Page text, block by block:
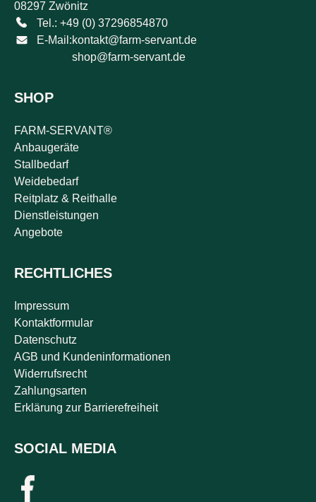
08297 Zwönitz
Tel.: +49 (0) 37296854870
E-Mail:kontakt@farm-servant.de
shop@farm-servant.de
SHOP
FARM-SERVANT®
Anbaugeräte
Stallbedarf
Weidebedarf
Reitplatz & Reithalle
Dienstleistungen
Angebote
RECHTLICHES
Impressum
Kontaktformular
Datenschutz
AGB und Kundeninformationen
Widerrufsrecht
Zahlungsarten
Erklärung zur Barrierefreiheit
SOCIAL MEDIA